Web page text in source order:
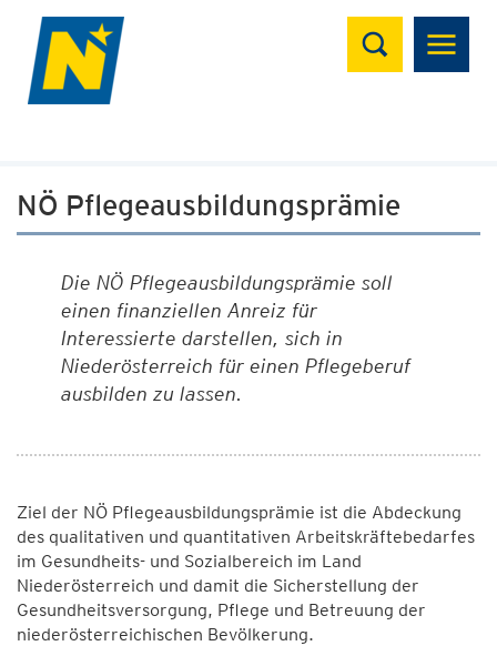
Suchen
NÖ Pflegeausbildungsprämie
Die NÖ Pflegeausbildungsprämie soll
einen finanziellen Anreiz für
Interessierte darstellen, sich in
Niederösterreich für einen Pflegeberuf
ausbilden zu lassen.
Ziel der NÖ Pflegeausbildungsprämie ist die Abdeckung
des qualitativen und quantitativen Arbeitskräftebedarfes
im Gesundheits- und Sozialbereich im Land
Niederösterreich und damit die Sicherstellung der
Gesundheitsversorgung, Pflege und Betreuung der
niederösterreichischen Bevölkerung.